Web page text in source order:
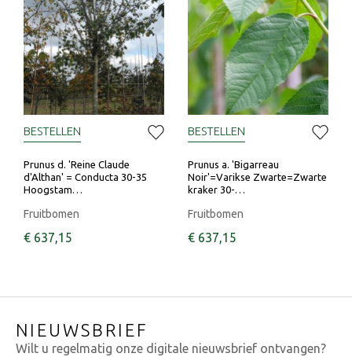
Prunus d. 'Reine Claude
d'Althan' = Conducta 30-35
Hoogstam…
Fruitbomen
€ 637 15
BESTELLEN
Prunus a. 'Bigarreau
Noir'=Varikse Zwarte=Zwarte
kraker 30-…
Fruitbomen
€ 637 15
BESTELLEN
NIEUWSBRIEF
Wilt u regelmatig onze digitale nieuwsbrief ontvangen?